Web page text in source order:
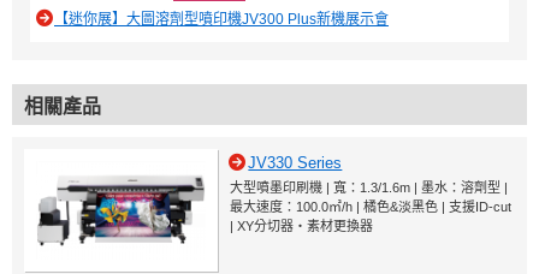
【迷你展】大圖溶劑型噴印機JV300 Plus新機展示會
相關產品
JV330 Series
大型噴墨印刷機 | 寬：1.3/1.6m | 墨水：溶劑型 |
最大速度：100.0㎡/h | 橘色&淡黑色 | 支援ID-cut
| XY分切器・素材更換器